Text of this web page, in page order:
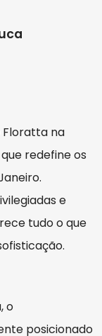
Floratta na
redefine os
e
tudo o que
o
posicionado